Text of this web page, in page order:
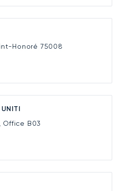
Honoré 75008
Office B03